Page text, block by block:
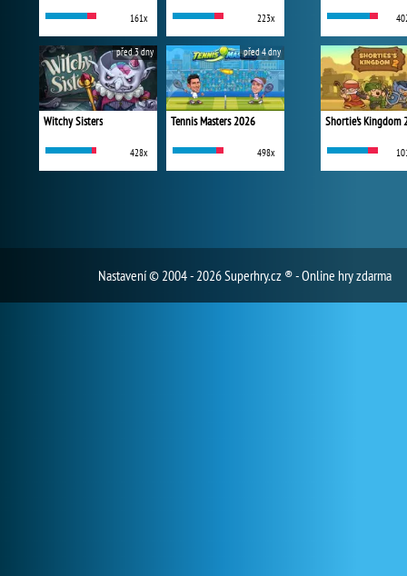
161x 223x
Witchy Sisters
428x
před 3 dny
Tennis Masters 2026
498x
před 4 dny
Shortie's Kingdom
Nastavení© 2004 - 2026 Superhry.cz ® - Online hry zdarma